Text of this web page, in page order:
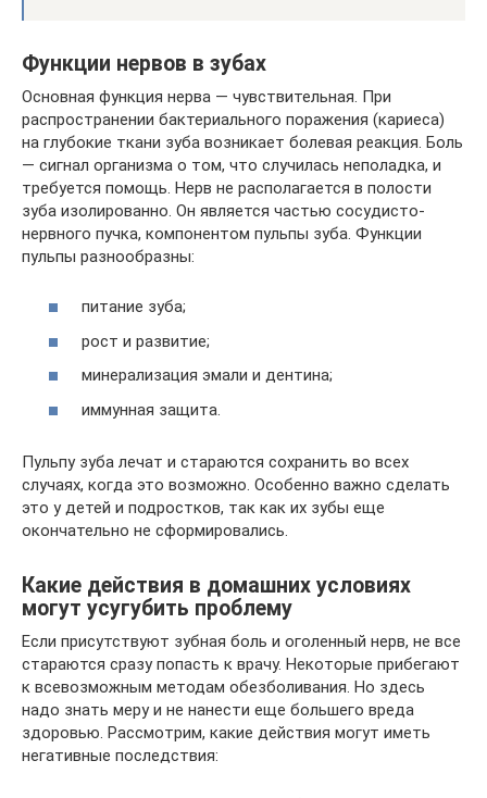
Функции нервов в зубах
Основная функция нерва — чувствительная. При
распространении бактериального поражения (кариеса)
на глубокие ткани зуба возникает болевая реакция. Боль
— сигнал организма о том, что случилась неполадка, и
требуется помощь. Нерв не располагается в полости
зуба изолированно. Он является частью сосудисто-
нервного пучка, компонентом пульпы зуба. Функции
пульпы разнообразны:
питание зуба;
рост и развитие;
минерализация эмали и дентина;
иммунная защита.
Пульпу зуба лечат и стараются сохранить во всех
случаях, когда это возможно. Особенно важно сделать
это у детей и подростков, так как их зубы еще
окончательно не сформировались.
Какие действия в домашних условиях
могут усугубить проблему
Если присутствуют зубная боль и оголенный нерв, не все
стараются сразу попасть к врачу. Некоторые прибегают
к всевозможным методам обезболивания. Но здесь
надо знать меру и не нанести еще большего вреда
здоровью. Рассмотрим, какие действия могут иметь
негативные последствия: